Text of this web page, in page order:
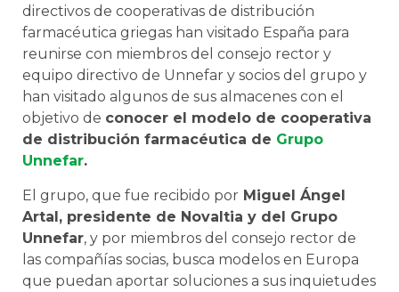
directivos de cooperativas de distribución
farmacéutica griegas han visitado España para
reunirse con miembros del consejo rector y
equipo directivo de Unnefar y socios del grupo y
han visitado algunos de sus almacenes con el
objetivo de conocer el modelo de cooperativa
de distribución farmacéutica de Grupo
Unnefar.
El grupo, que fue recibido por Miguel Ángel
Artal, presidente de Novaltia y del Grupo
Unnefar, y por miembros del consejo rector de
las compañías socias, busca modelos en Europa
que puedan aportar soluciones a sus inquietudes